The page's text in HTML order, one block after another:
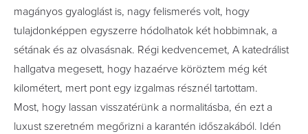
magányos gyaloglást is, nagy felismerés volt, hogy
tulajdonképpen egyszerre hódolhatok két hobbimnak, a
sétának és az olvasásnak. Régi kedvencemet, A katedrálist
hallgatva megesett, hogy hazaérve köröztem még két
kilométert, mert pont egy izgalmas résznél tartottam.
Most, hogy lassan visszatérünk a normalitásba, én ezt a
luxust szeretném megőrizni a karantén időszakából. Idén